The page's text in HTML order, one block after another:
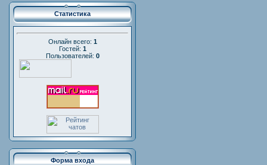
Статистика
Онлайн всего: 1
Гостей: 1
Пользователей: 0
Форма входа